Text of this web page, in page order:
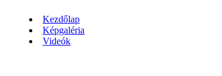
Kezdőlap
Képgaléria
Videók